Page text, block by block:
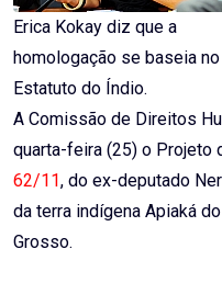
Erica Kokay diz que a
homologação se baseia no
Estatuto do Índio.
A Comissão de Direitos
quarta-feira (25) o Projeto
62/11, do ex-deputado
da terra indígena Apiaká
Grosso.